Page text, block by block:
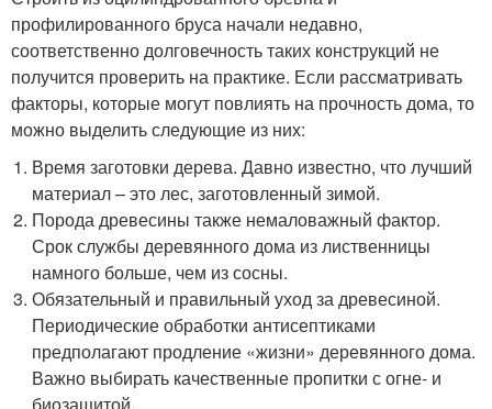
профилированного бруса начали недавно,
соответственно долговечность таких конструкций не
получится проверить на практике. Если рассматривать
факторы, которые могут повлиять на прочность дома, то
можно выделить следующие из них:
Время заготовки дерева. Давно известно, что лучший
материал – это лес, заготовленный зимой.
Порода древесины также немаловажный фактор.
Срок службы деревянного дома из лиственницы
намного больше, чем из сосны.
Обязательный и правильный уход за древесиной.
Периодические обработки антисептиками
предполагают продление «жизни» деревянного дома.
Важно выбирать качественные пропитки с огне- и